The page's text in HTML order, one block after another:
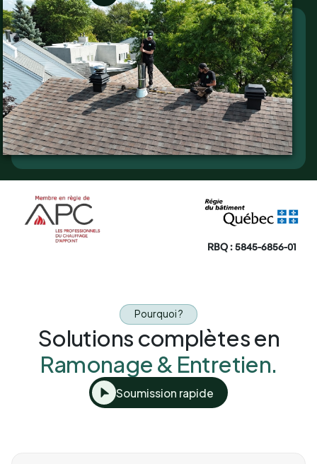
RBQ : 5845-6856-01
Pourquoi ?
Solutions complètes en
Ramonage & Entretien.
Soumission rapide